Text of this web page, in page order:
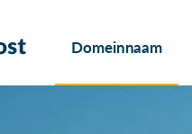
Domeinnaam